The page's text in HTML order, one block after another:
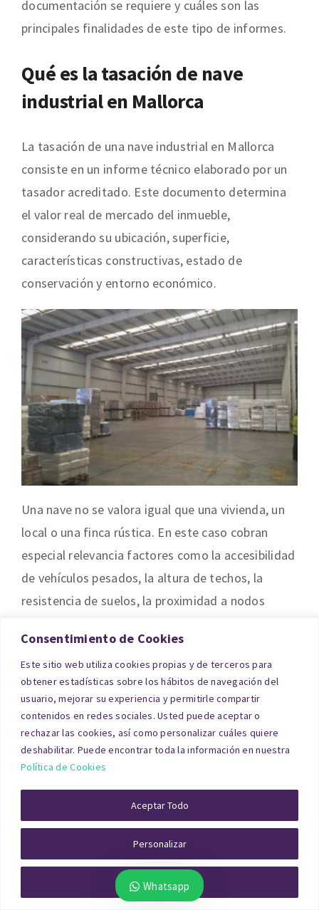
Consentimiento de Cookies
Este sitio web utiliza cookies propias y de terceros para
obtener estadísticas sobre los hábitos de navegación del
usuario, mejorar su experiencia y permitirle compartir
contenidos en redes sociales. Usted puede aceptar o
rechazar las cookies, así como personalizar cuáles quiere
deshabilitar. Puede encontrar toda la información en nuestra
Política de Cookies
Personalizar
Rechazar Todo
Aceptar Todo
documentación se requiere y cuáles son las
principales finalidades de este tipo de informes.
Qué es la tasación de nave
industrial en Mallorca
La tasación de una nave industrial en Mallorca
consiste en un informe técnico elaborado por un
tasador acreditado. Este documento determina
el valor real de mercado del inmueble,
considerando su ubicación, superficie,
características constructivas, estado de
conservación y entorno económico.
Una nave no se valora igual que una vivienda, un
local o una finca rústica. En este caso cobran
especial relevancia factores como la accesibilidad
de vehículos pesados, la altura de techos, la
resistencia de suelos, la proximidad a nodos
Entasacionpro.compuede encontrar a los
mejores tasadores profesionales, con amplia
experiencia en todo tipo de inmuebles, incluidas
las naves industriales, y obtener un presupuesto
sin compromiso.
Factores que influyen en la
tasación de naves industriales
en Mallorca
Los técnicos especializados en la valoración de
Whatsapp